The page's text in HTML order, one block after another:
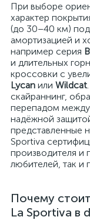
При выборе
характер
(до 30–40 км)
амортизацией и
например серия
и длительных
кроссовки с
Lycan или Wildcat
скайраннинг,
перепадом
надёжной
представленные
Sportiva
производителя и
любителей, так и
Почему
La Sportiva в